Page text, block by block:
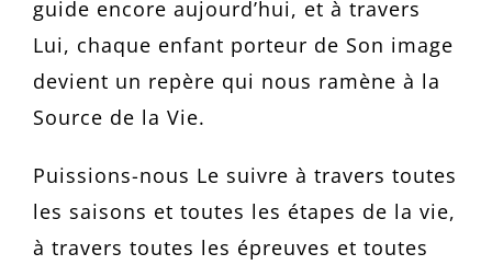
guide encore aujourd’hui, et à travers
Lui, chaque enfant porteur de Son image
devient un repère qui nous ramène à la
Source de la Vie.
Puissions-nous Le suivre à travers toutes
les saisons et toutes les étapes de la vie,
à travers toutes les épreuves et toutes